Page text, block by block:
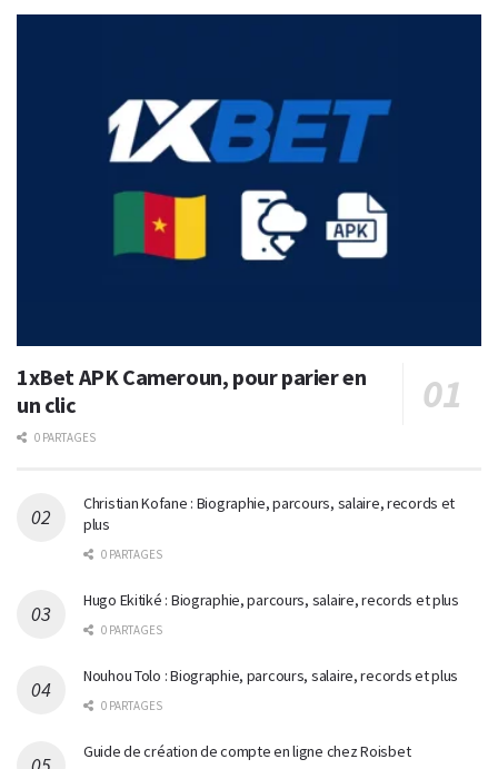
1xBet APK Cameroun, pour parier en
un clic
0 PARTAGES
Christian Kofane : Biographie, parcours, salaire, records et
plus
0 PARTAGES
Hugo Ekitiké : Biographie, parcours, salaire, records et plus
0 PARTAGES
Nouhou Tolo : Biographie, parcours, salaire, records et plus
0 PARTAGES
Guide de création de compte en ligne chez Roisbet